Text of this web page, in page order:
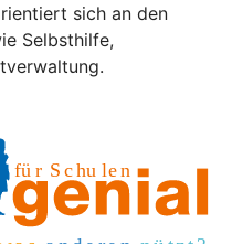
sich an den
Selbsthilfe,